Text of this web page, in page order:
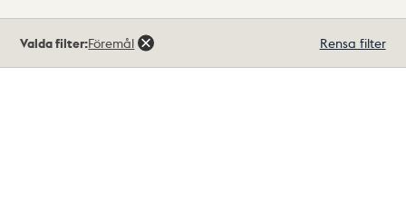
träffar
Valda filter:Föremål Rensa filter